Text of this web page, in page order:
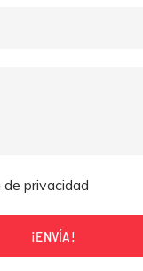
privacidad
¡ENVÍA!